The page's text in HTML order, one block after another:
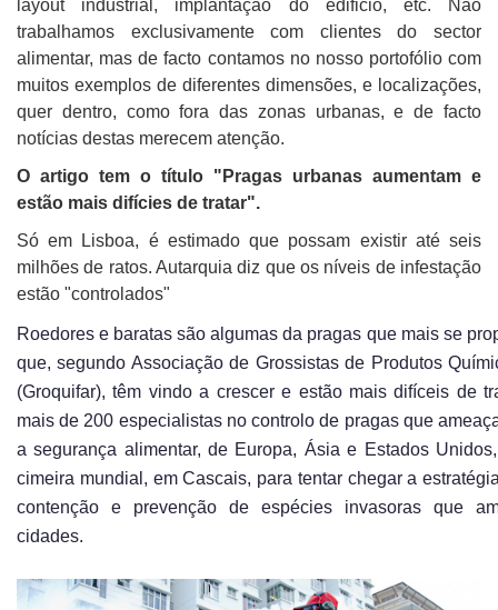
layout industrial, implantação do edificio, etc. Não
trabalhamos exclusivamente com clientes do sector
alimentar, mas de facto contamos no nosso portofólio com
muitos exemplos de diferentes dimensões, e localizações,
quer dentro, como fora das zonas urbanas, e de facto
notícias destas merecem atenção.
O artigo tem o título "Pragas urbanas aumentam e
estão mais difícies de tratar".
Só em Lisboa, é estimado que possam existir até seis
milhões de ratos. Autarquia diz que os níveis de infestação
estão "controlados"
Roedores e baratas são algumas da pragas que mais se
que, segundo Associação de Grossistas de Produtos
(Groquifar), têm vindo a crescer e estão mais difíceis de
mais de 200 especialistas no controlo de pragas que
a segurança alimentar, de Europa, Ásia e Estados
cimeira mundial, em Cascais, para tentar chegar a
contenção e prevenção de espécies invasoras que
cidades.